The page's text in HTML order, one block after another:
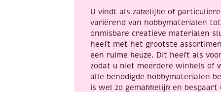
U vindt als zakelijke of
variërend van hobbymaterialen
onmisbare creatieve materialen
heeft met het grootste
een ruime keuze. Dit heeft als
zodat u niet meerdere winkels of
alle benodigde hobbymaterialen
is wel zo gemakkelijk en